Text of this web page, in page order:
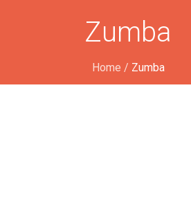
Zumba
Home / Zumba